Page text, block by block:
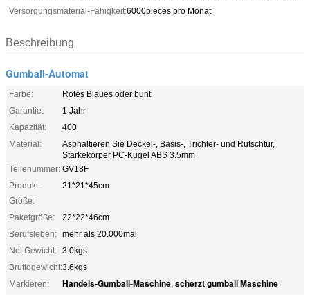
Versorgungsmaterial-Fähigkeit:6000pieces pro Monat
Beschreibung
Gumball-Automat
Farbe:
Rotes Blaues oder bunt
Garantie:
1 Jahr
Kapazität:
400
Material:
Asphaltieren Sie Deckel-, Basis-, Trichter- und Rutschtür,
Stärkekörper PC-Kugel ABS 3.5mm
Teilenummer: GV18F
Produkt-
Größe:
21*21*45cm
Paketgröße:
22*22*46cm
Berufsleben: mehr als 20.000mal
Net Gewicht: 3.0kgs
Bruttogewicht:3.6kgs
Markieren:
Handels-Gumball-Maschine, scherzt gumball Maschine